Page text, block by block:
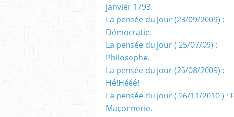
janvier 1793.
La pensée du jour (23/09/2009) :
Démocratie.
La pensée du jour ( 25/07/09) :
Philosophe.
La pensée du jour (25/08/2009) :
Hé!Hééé!
La pensée du jour ( 26/11/2010 ) :
Maçonnerie.